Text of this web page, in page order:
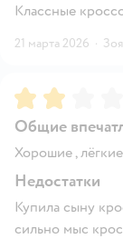
Классные
21 марта 2026 ·
Рейтинг:
Общие
Хорошие ,
Недостатки
Купила сыну
сильно мыс